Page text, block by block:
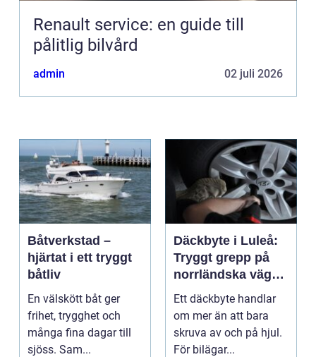
Renault service: en guide till
pålitlig bilvård
admin 02 juli 2026
Båtverkstad –
hjärtat i ett tryggt
båtliv
En välskött båt ger
frihet, trygghet och
många fina dagar till
sjöss. Sam...
Däckbyte i Luleå:
Tryggt grepp på
norrländska vägar
året runt
Ett däckbyte handlar
om mer än att bara
skruva av och på hjul.
För bilägar...